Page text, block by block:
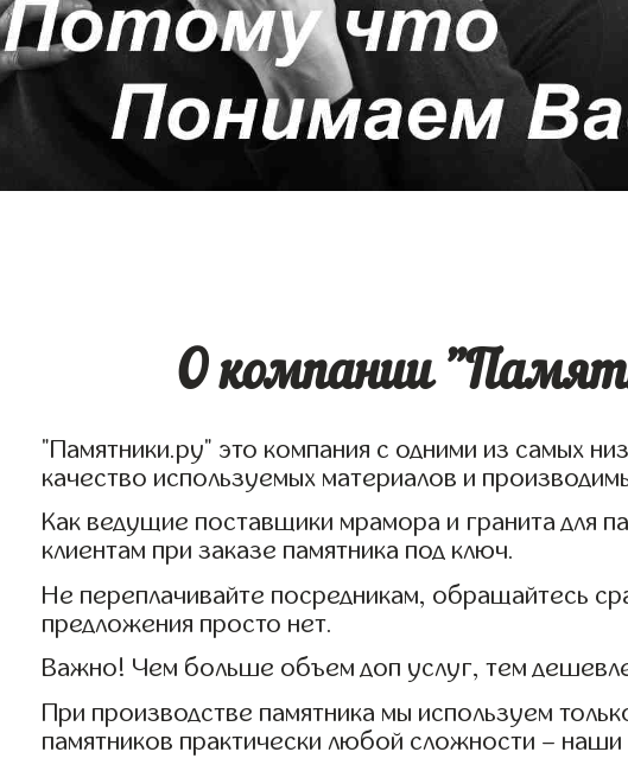
О компании
"Памятники.ру" это компания с одними из самых
качество используемых материалов и
Как ведущие поставщики мрамора и гранита для
клиентам при заказе памятника под ключ.
Не переплачивайте посредникам, обращайтесь
предложения просто нет.
Важно! Чем больше объем доп услуг, тем
При производстве памятника мы используем
памятников практически любой сложности –